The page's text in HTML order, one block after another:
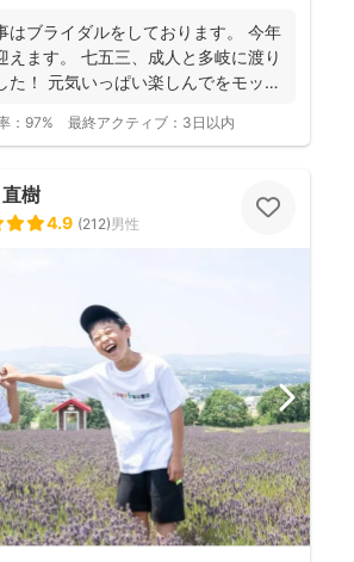
はブライダルをしております。 今年
えます。 七五三、成人と多岐に渡り
た！ 元気いっぱい楽しんでをモット
： 97% 最終アクティブ： 3日以内
樹
4.9 (212)男性